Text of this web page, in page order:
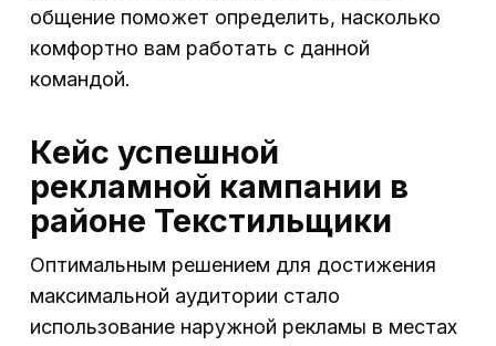
общение поможет определить, насколько
комфортно вам работать с данной
командой.
Кейс успешной
рекламной кампании в
районе Текстильщики
Оптимальным решением для достижения
максимальной аудитории стало
использование наружной рекламы в местах